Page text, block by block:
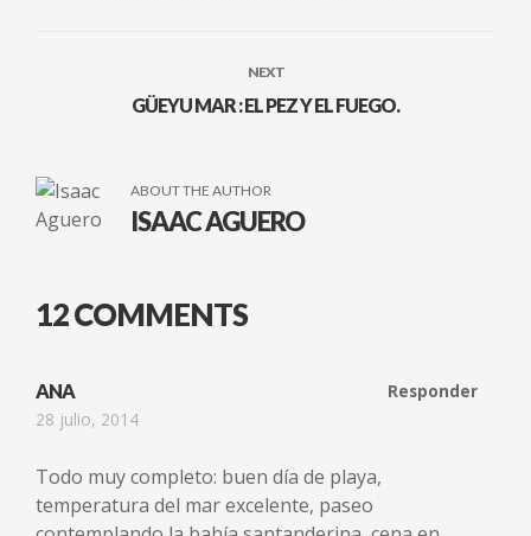
NEXT
GÜEYU MAR : EL PEZ Y EL FUEGO.
ABOUT THE AUTHOR
ISAAC AGUERO
12 COMMENTS
ANA
28 julio, 2014
Responder
Todo muy completo: buen día de playa,
temperatura del mar excelente, paseo